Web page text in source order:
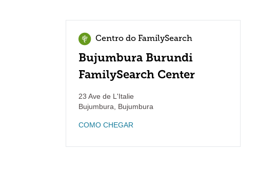
Centro do FamilySearch
Bujumbura Burundi
FamilySearch Center
23 Ave de L'Italie
Bujumbura
Bujumbura
COMO CHEGAR